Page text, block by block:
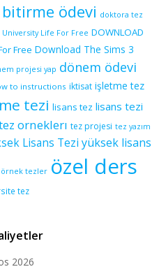
bitirme ödevi doktora tez
University Life For Free DOWNLOAD
Free Download The Sims 3
projesi yap dönem ödevi
to instructions iktisat işletme tez
tezi lisans tez lisans tezi
orneklerı tez projesi tez yazım
Lisans Tezi yüksek lisans
örnek tezler özel ders
tez
2026